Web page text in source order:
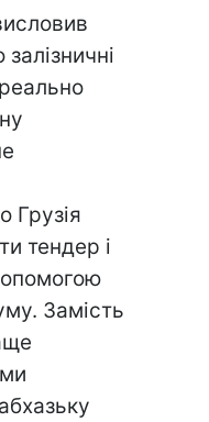
Грузія
тендер і
Замість